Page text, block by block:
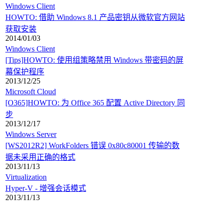
Windows Client
HOWTO: 借助 Windows 8.1 产品密钥从微软官方网站
获取安装
2014/01/03
Windows Client
[Tips]HOWTO: 使用组策略禁用 Windows 带密码的屏
幕保护程序
2013/12/25
Microsoft Cloud
[O365]HOWTO: 为 Office 365 配置 Active Directory 同
步
2013/12/17
Windows Server
[WS2012R2] WorkFolders 错误 0x80c80001 传输的数
据未采用正确的格式
2013/11/13
Virtualization
Hyper-V - 增强会话模式
2013/11/13